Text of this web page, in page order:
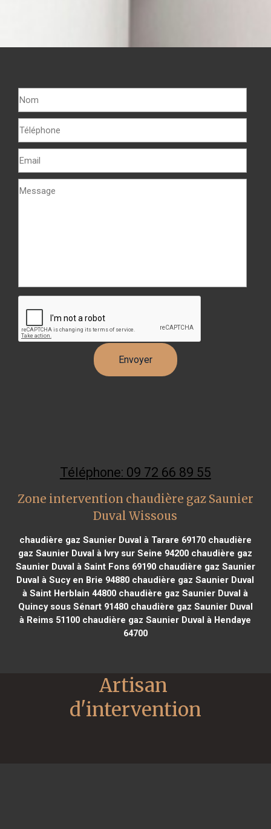
Téléphone: 09 72 66 89 55
Zone intervention chaudière gaz Saunier
Duval Wissous
chaudière gaz Saunier Duval à Tarare 69170chaudière
gaz Saunier Duval à Ivry sur Seine 94200 chaudière gaz
Saunier Duval à Saint Fons 69190chaudière gaz Saunier
Duval à Sucy en Brie 94880 chaudière gaz Saunier Duval
à Saint Herblain 44800 chaudière gaz Saunier Duval à
Quincy sous Sénart 91480chaudière gaz Saunier Duval
à Reims 51100 chaudière gaz Saunier Duval à Hendaye
64700
Artisan
d'intervention